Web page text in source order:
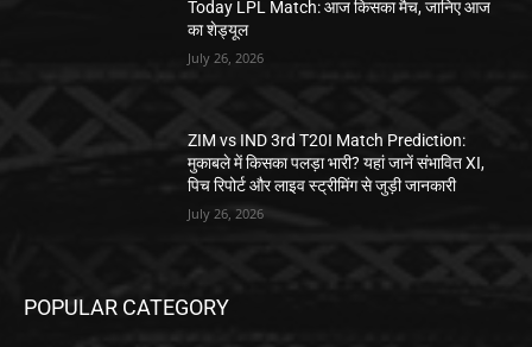
Today LPL Match: आज किसका मैच, जानिए आज
का शेड्यूल
July 26, 2026
ZIM vs IND 3rd T20I Match Prediction:
मुकाबले में किसका पलड़ा भारी? यहां जानें संभावित XI,
पिच रिपोर्ट और लाइव स्ट्रीमिंग से जुड़ी जानकारी
July 26, 2026
POPULAR CATEGORY